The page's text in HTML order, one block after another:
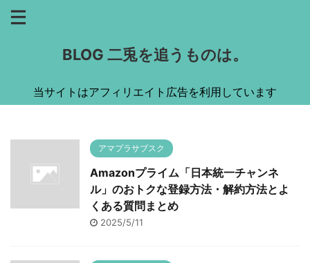
BLOG 二兎を追うものは。
当サイトはアフィリエイト広告を利用しています
アマプラサブスク
Amazonプライム「日本統一チャンネ
ル」のおトクな登録方法・解約方法とよ
くある質問まとめ
2025/5/11